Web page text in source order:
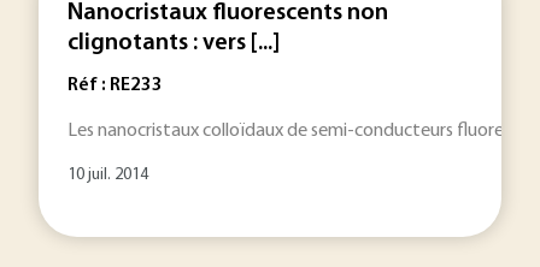
Nanocristaux fluorescents non
clignotants : vers [...]
Réf : RE233
Les nanocristaux colloïdaux de semi-conducteurs
10 juil. 2014